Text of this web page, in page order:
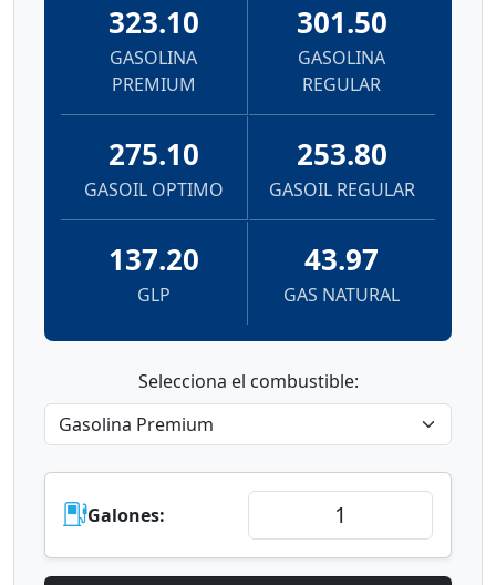
323.10
GASOLINA
PREMIUM
301.50
GASOLINA
REGULAR
275.10
GASOIL OPTIMO
253.80
GASOIL REGULAR
137.20
GLP
43.97
GAS NATURAL
Selecciona el combustible:
Galones: